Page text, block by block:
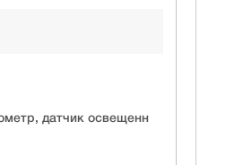
датчик освещенн